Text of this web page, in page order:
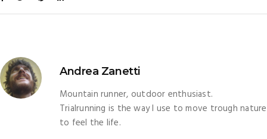
Andrea Zanetti
Mountain runner, outdoor enthusiast.
Trialrunning is the way I use to move trough nature
to feel the life.